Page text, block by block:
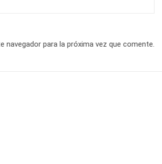
navegador para la próxima vez que comente.